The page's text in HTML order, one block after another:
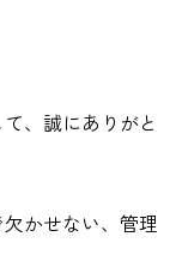
、誠にありがと
かせない、管理